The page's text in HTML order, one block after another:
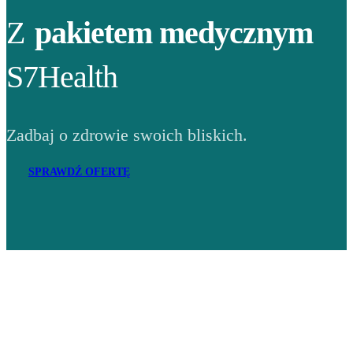
Z pakietem medycznym
S7Health
Zadbaj o zdrowie swoich bliskich.
SPRAWDŹ OFERTĘ